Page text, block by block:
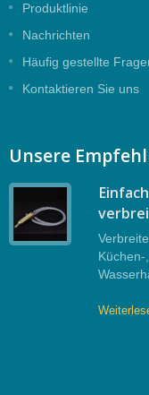
Produktlinie
Nachrichten
Häufig gestellte
Kontaktieren Sie uns
Unsere
Küchen-